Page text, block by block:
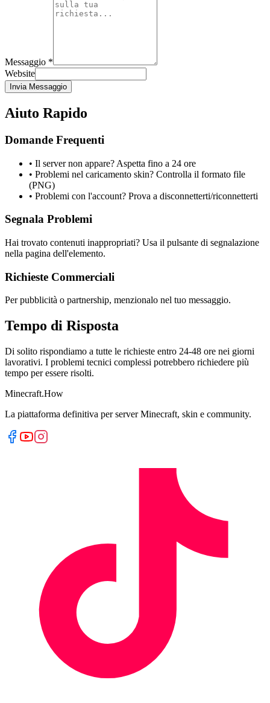
Messaggio *
Website
Invia Messaggio
Aiuto Rapido
Domande Frequenti
• Il server non appare? Aspetta fino a 24 ore
• Problemi nel caricamento skin? Controlla il formato file
(PNG)
• Problemi con l'account? Prova a disconnetterti/riconnetterti
Segnala Problemi
Hai trovato contenuti inappropriati? Usa il pulsante di segnalazione
nella pagina dell'elemento.
Richieste Commerciali
Per pubblicità o partnership, menzionalo nel tuo messaggio.
Tempo di Risposta
Di solito rispondiamo a tutte le richieste entro 24-48 ore nei giorni
lavorativi. I problemi tecnici complessi potrebbero richiedere più
tempo per essere risolti.
Minecraft.How
La piattaforma definitiva per server Minecraft, skin e community.